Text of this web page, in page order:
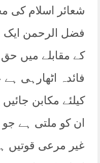
شعائر اسلام کی
فضل الرحمن ایک
کے مقابلے میں حق
فائدہ اٹھارہی
کیلئے مکابن
ان کو ملتی ہے
غیر مرعی قوتیں